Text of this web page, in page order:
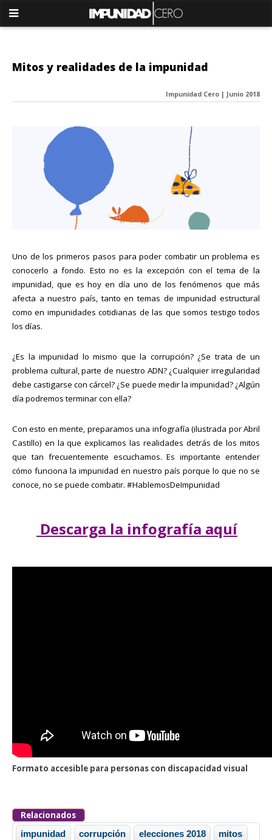
Mitos y realidades de la impunidad
Impunidad Cero | Junio 2018
Uno de los primeros pasos para poder combatir un problema es
conocerlo a fondo. Esto no es la excepción con el tema de la
impunidad, que es hoy en día uno de los fenómenos que más
afecta a nuestro país, tanto en temas de impunidad estructural
como en impunidades cotidianas de las que somos testigo todos
los días.
¿Es la impunidad lo mismo que la corrupción? ¿Se trata de un
problema cultural, parte de nuestro ADN? ¿Cualquier irregularidad
debe castigarse con cárcel? ¿Se puede medir la impunidad? ¿Algún
día podremos terminar con ella?
Con esto en mente, preparamos una infografía (ilustrada por Abril
Castillo) en la que explicamos las realidades detrás de los mitos
que tan frecuentemente escuchamos. Es importante entender
cómo funciona la impunidad en nuestro país porque lo que no se
conoce, no se puede combatir. #HablemosDeImpunidad
Descarga la infografía aquí
Formato accesible para personas con discapacidad visual
Relacionados
impunidad corrupción elecciones 2018 mitos